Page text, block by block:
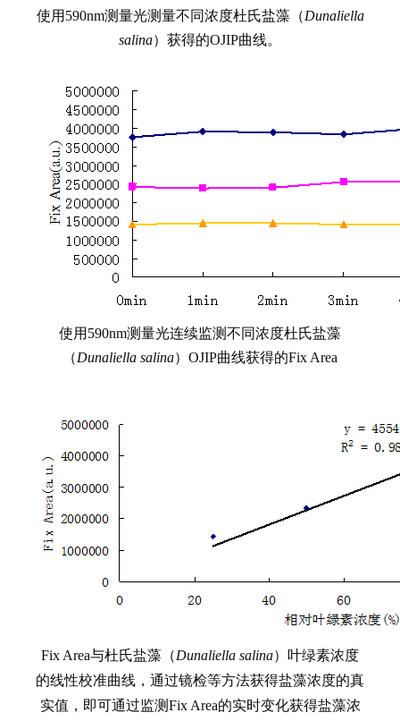
使用590nm测量光测量不同浓度杜氏盐藻（Dunaliella
salina）获得的OJIP曲线。
使用590nm测量光连续监测不同浓度杜氏盐藻
（Dunaliella salina）OJIP曲线获得的Fix Area
Fix Area与杜氏盐藻（Dunaliella salina）叶绿素浓度
的线性校准曲线，通过镜检等方法获得盐藻浓度的真
实值，即可通过监测Fix Area的实时变化获得盐藻浓